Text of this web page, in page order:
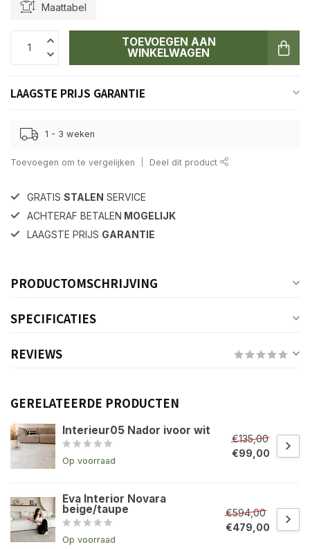
Maattabel
TOEVOEGEN AAN
WINKELWAGEN
LAAGSTE PRIJS GARANTIE
1 - 3 weken
Toevoegen om te vergelijken Deel dit product
GRATIS STALEN SERVICE
ACHTERAF BETALEN MOGELIJK
LAAGSTE PRIJS GARANTIE
PRODUCTOMSCHRIJVING
SPECIFICATIES
REVIEWS
GERELATEERDE PRODUCTEN
Interieur05 Nador ivoor wit
Op voorraad
€135,00
€99,00
Eva Interior Novara
beige/taupe
Op voorraad
€594,00
€479,00